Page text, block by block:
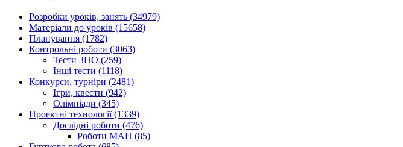
Розробки уроків, занять (34979)
Матеріали до уроків (15658)
Планування (1782)
Контрольні роботи (3063)
Тести ЗНО (259)
Інші тести (1118)
Конкурси, турніри (2481)
Ігри, квести (942)
Олімпіади (345)
Проектні технології (1339)
Дослідні роботи (476)
Роботи МАН (85)